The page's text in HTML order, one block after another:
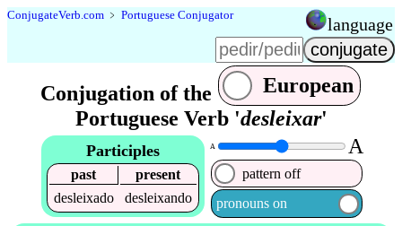
ConjugateVerb.com ﹥ Portuguese Conjugator language
Conjugation of the
European
Portuguese Verb 'desleixar'
Participles
past
present
desleixado
desleixando
A A
pattern off
pronouns on